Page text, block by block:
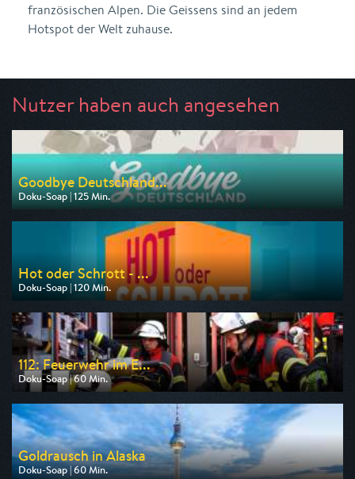
französischen Alpen. Die Geissens sind an jedem
Hotspot der Welt zuhause.
Nutzer haben auch angesehen
Goodbye Deutschland...
Doku-Soap | 125 Min.
Ausgestrahlt von VOX
am 10.08.2026, 20:15
Hot oder Schrott - ...
Doku-Soap | 120 Min.
Ausgestrahlt von VOX
am 11.08.2026, 20:15
112: Feuerwehr im E...
Doku-Soap | 60 Min.
Ausgestrahlt von DMAX
am 09.08.2026, 20:15
Goldrausch in Alaska
Doku-Soap | 60 Min.